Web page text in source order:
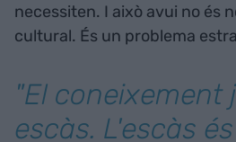
necessiten. I això avui no és
cultural. És un problema
"El coneixement
escàs. L'escàs